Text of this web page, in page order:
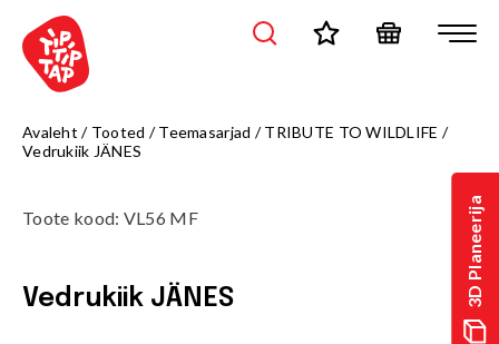
3D Planeerija
Avaleht / Tooted /Teemasarjad /TRIBUTE TO WILDLIFE /
Vedrukiik JÄNES
Toote kood: VL56 MF
Vedrukiik JÄNES